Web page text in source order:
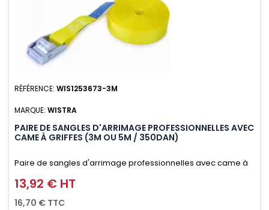
RÉFÉRENCE: WIS1253673-3M
MARQUE: WISTRA
PAIRE DE SANGLES D'ARRIMAGE PROFESSIONNELLES AVEC
CAME À GRIFFES (3M OU 5M / 350DAN)
Paire de sangles d'arrimage professionnelles avec came à
griffes (3M ou 5M / 350daN), simple et rapide d'utilisation.
Permet d'arrimer et de sécuriser vos chargements pendant
Prix
13,92 € HT
16,70 € TTC